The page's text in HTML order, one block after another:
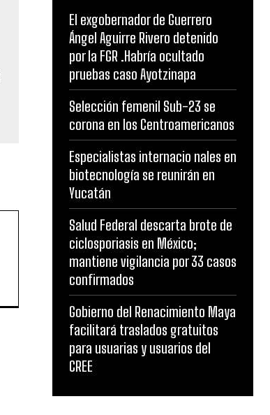
El exgobernador de Guerrero
Ángel Aguirre Rivero detenido
por la FGR .Habría ocultado
pruebas caso Ayotzinapa
Selección femenil Sub-23 se
corona en los Centroamericanos
Especialistas internacio nales en
biotecnología se reunirán en
Yucatán
Salud Federal descarta brote de
ciclosporiasis en México;
mantiene vigilancia por 33 casos
confirmados
Gobierno del Renacimiento Maya
facilitará traslados gratuitos
para usuarias y usuarios del
CREE